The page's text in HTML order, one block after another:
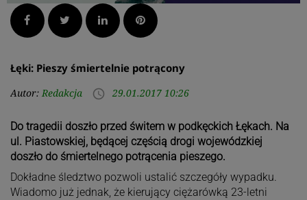
Facebook Twitter LinkedInPinterest
Łęki: Pieszy śmiertelnie potrącony
Autor: Redakcja access_time 29.01.2017 10:26
Do tragedii doszło przed świtem w podkęckich Łękach. Na
ul. Piastowskiej, będącej częścią drogi wojewódzkiej
doszło do śmiertelnego potrącenia pieszego.
Dokładne śledztwo pozwoli ustalić szczegóły wypadku.
Wiadomo już jednak, że kierujący ciężarówką 23-letni